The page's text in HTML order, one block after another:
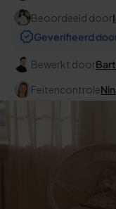
Beoordeeld door
Geverifieerd
Bewerkt door
Feitencontrole